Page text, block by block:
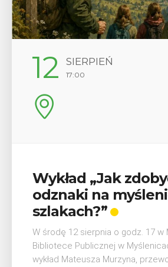
12 SIERPIEŃ
17:00
Wykład „Jak
odznaki na
szlakach?”
W środę 12 sierpnia o godz. 17 w
Bibliotece Publicznej w
wykład Mateusza Murzyna,